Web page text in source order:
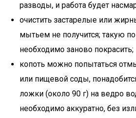
разводы, и работа будет
очистить застарелые или
мытьем не получится; такую
необходимо заново покрасить;
копоть можно попытаться
или пищевой соды,
ложки (около 90 г) на ведро
необходимо аккуратно, без